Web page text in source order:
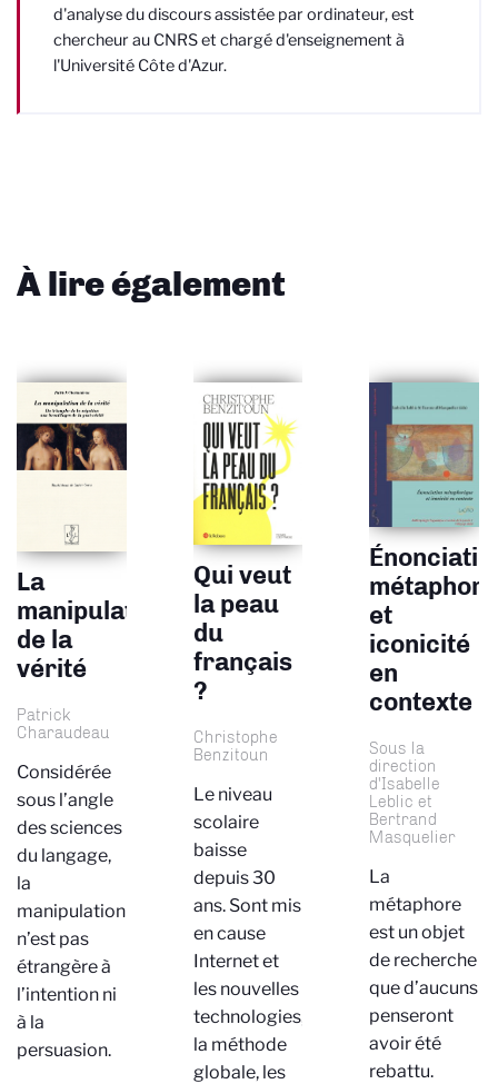
d'analyse du discours assistée par ordinateur, est
chercheur au CNRS et chargé d'enseignement à
l'Université Côte d'Azur.
À lire également
La
manipulation
de la
vérité
Patrick
Charaudeau
Considérée
sous l’angle
des sciences
du langage,
la
manipulation
n’est pas
étrangère à
l’intention ni
à la
persuasion.
Qui veut
la peau
du
français
?
Christophe
Benzitoun
Le niveau
scolaire
baisse
depuis 30
ans. Sont mis
en cause
Internet et
les nouvelles
technologies,
la méthode
globale, les
et
iconicité
en
contexte
Sous la
direction
d'Isabelle
Leblic et
Bertrand
Masquelier
La
métaphore
est un objet
de recherche
que d’aucuns
penseront
avoir été
rebattu.